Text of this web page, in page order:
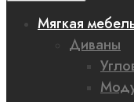
Мягкая
Диваны